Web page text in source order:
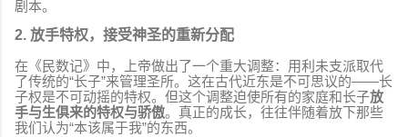
剧本。
2. 放手特权，接受神圣的重新分配
在《民数记》中，上帝做出了一个重大调整：用利未支派取代
了传统的“长子”来管理圣所。这在古代近东是不可思议的——长
子权是不可动摇的特权。但这个调整迫使所有的家庭和长子放
手与生俱来的特权与骄傲。真正的成长，往往伴随着放下那些
我们认为“本该属于我”的东西。